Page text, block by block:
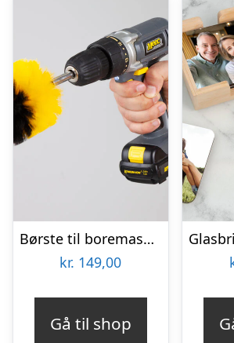
Børste til boremaskine 3-pak – Wibbri
kr. 149,00
Gå til shop